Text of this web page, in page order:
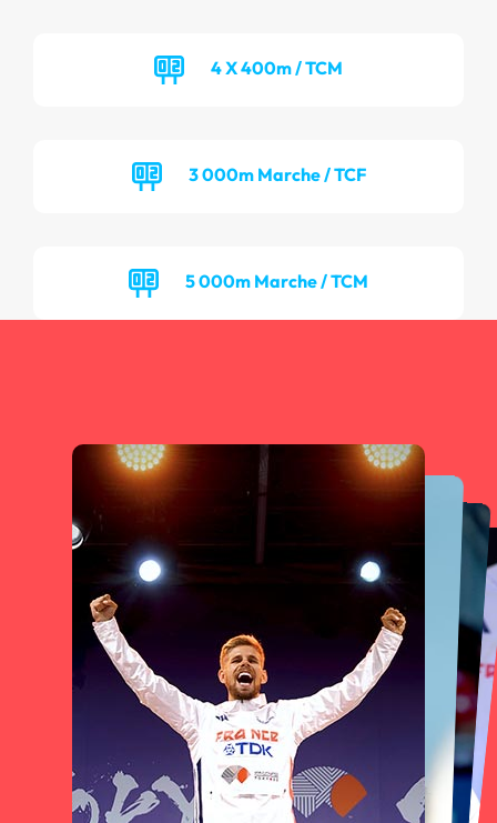
4 X 400m / TCM
3 000m Marche / TCF
5 000m Marche / TCM